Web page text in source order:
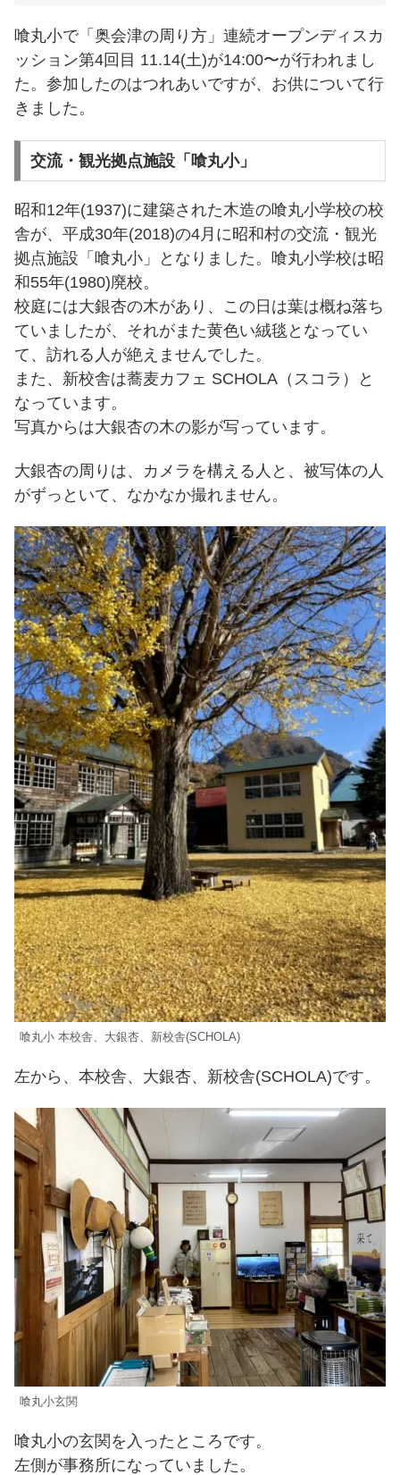
喰丸小で「奥会津の周り方」連続オープンディスカ
ッション第4回目 11.14(土)が14:00〜が行われまし
た。参加したのはつれあいですが、お供について行
きました。
交流・観光拠点施設「喰丸小」
昭和12年(1937)に建築された木造の喰丸小学校の校
舎が、平成30年(2018)の4月に昭和村の交流・観光
拠点施設「喰丸小」となりました。喰丸小学校は昭
和55年(1980)廃校。
校庭には大銀杏の木があり、この日は葉は概ね落ち
ていましたが、それがまた黄色い絨毯となってい
て、訪れる人が絶えませんでした。
また、新校舎は蕎麦カフェ SCHOLA（スコラ）と
なっています。
写真からは大銀杏の木の影が写っています。
大銀杏の周りは、カメラを構える人と、被写体の人
がずっといて、なかなか撮れません。
喰丸小 本校舎、大銀杏、新校舎(SCHOLA)
左から、本校舎、大銀杏、新校舎(SCHOLA)です。
喰丸小玄関
喰丸小の玄関を入ったところです。
左側が事務所になっていました。